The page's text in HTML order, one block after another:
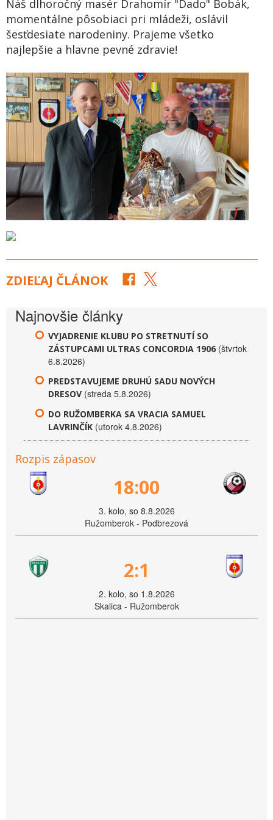
Náš dlhoročný masér Drahomír "Dado" Bobák,
momentálne pôsobiaci pri mládeži, oslávil
šesťdesiate narodeniny. Prajeme všetko
najlepšie a hlavne pevné zdravie!
ZDIEĽAJ ČLÁNOK
Najnovšie články
VYJADRENIE KLUBU PO STRETNUTÍ SO
ZÁSTUPCAMI ULTRAS CONCORDIA 1906 (štvrtok
6.8.2026)
PREDSTAVUJEME DRUHÚ SADU NOVÝCH
DRESOV (streda 5.8.2026)
DO RUŽOMBERKA SA VRACIA SAMUEL
LAVRINČÍK (utorok 4.8.2026)
Rozpis zápasov
18:00
3. kolo, so 8.8.2026
Ružomberok - Podbrezová
2:1
2. kolo, so 1.8.2026
Skalica - Ružomberok